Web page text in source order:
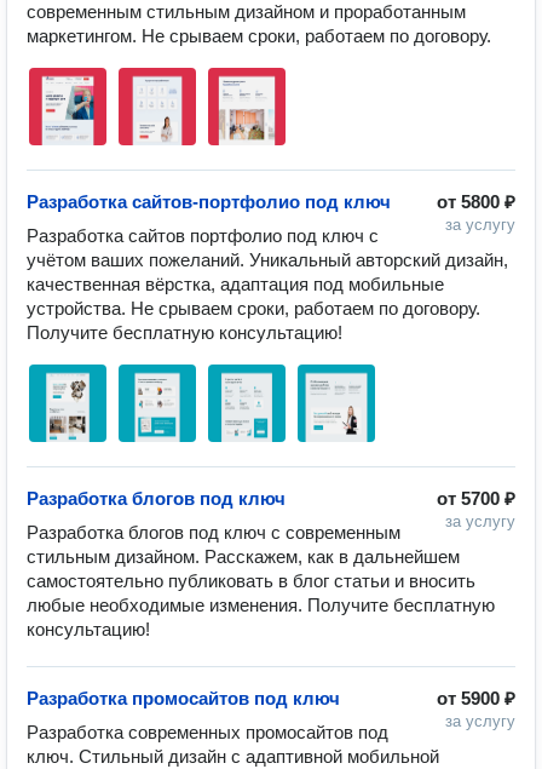
современным стильным дизайном и проработанным
маркетингом. Не срываем сроки, работаем по договору.
от 5800 ₽
за услугу
Разработка сайтов-портфолио под ключ
Разработка сайтов портфолио под ключ с
учётом ваших пожеланий. Уникальный авторский дизайн,
качественная вёрстка, адаптация под мобильные
устройства. Не срываем сроки, работаем по договору.
Получите бесплатную консультацию!
от 5700 ₽
за услугу
Разработка блогов под ключ
Разработка блогов под ключ с современным
стильным дизайном. Расскажем, как в дальнейшем
самостоятельно публиковать в блог статьи и вносить
любые необходимые изменения. Получите бесплатную
консультацию!
от 5900 ₽
за услугу
Разработка промосайтов под ключ
Разработка современных промосайтов под
ключ. Стильный дизайн с адаптивной мобильной